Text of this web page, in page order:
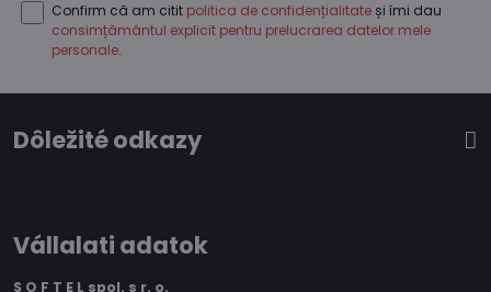
Confirm că am citit politica de confidențialitate și îmi dau
consimțământul explicit pentru prelucrarea datelor mele
personale.
Dôležité odkazy
Vállalati adatok
S O F T E L spol. s r. o.